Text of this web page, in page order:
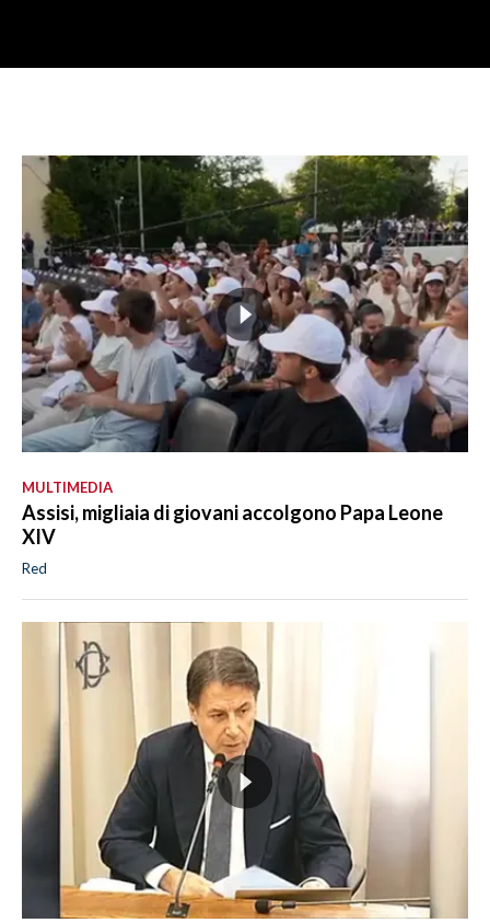
MULTIMEDIA
Assisi, migliaia di giovani accolgono Papa Leone
XIV
Red